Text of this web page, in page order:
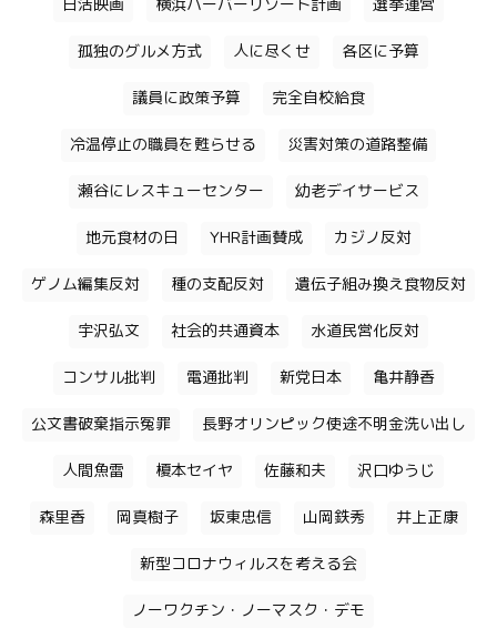
日活映画 横浜ハーバーリゾート計画 選挙運営
孤独のグルメ方式 人に尽くせ 各区に予算
議員に政策予算 完全自校給食
冷温停止の職員を甦らせる 災害対策の道路整備
瀬谷にレスキューセンター 幼老デイサービス
地元食材の日 YHR計画賛成 カジノ反対
ゲノム編集反対 種の支配反対 遺伝子組み換え食物反対
宇沢弘文 社会的共通資本 水道民営化反対
コンサル批判 電通批判 新党日本 亀井静香
公文書破棄指示冤罪 長野オリンピック使途不明金洗い出し
人間魚雷 榎本セイヤ 佐藤和夫 沢口ゆうじ
森里香 岡真樹子 坂東忠信 山岡鉄秀 井上正康
新型コロナウィルスを考える会
ノーワクチン・ノーマスク・デモ